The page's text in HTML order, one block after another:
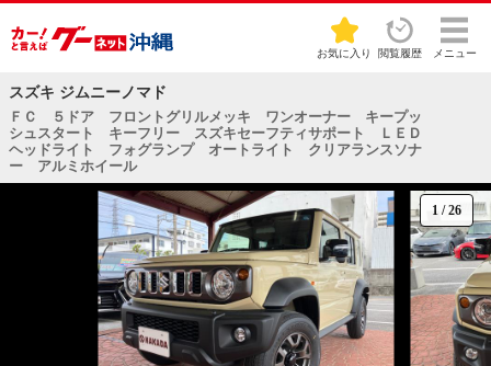
お気に入り 閲覧履歴 メニュー
スズキ ジムニーノマド
ＦＣ ５ドア フロントグリルメッキ ワンオーナー キープッ
シュスタート キーフリー スズキセーフティサポート ＬＥＤ
ヘッドライト フォグランプ オートライト クリアランスソナ
ー アルミホイール
1 /26